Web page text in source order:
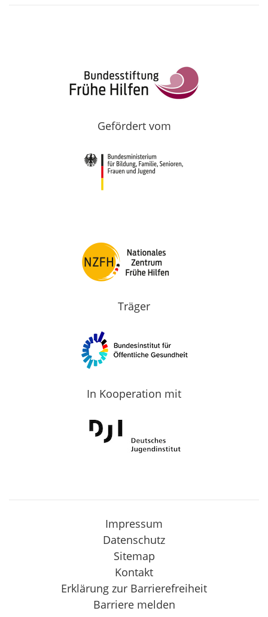
Gefördert vom
Träger
In Kooperation mit
Impressum
Datenschutz
Sitemap
Kontakt
Erklärung zur Barrierefreiheit
Barriere melden